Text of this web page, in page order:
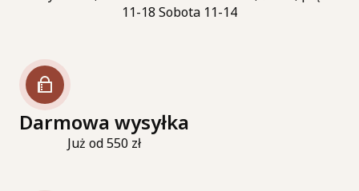
11-18 Sobota 11-14
Darmowa wysyłka
Już od 550 zł